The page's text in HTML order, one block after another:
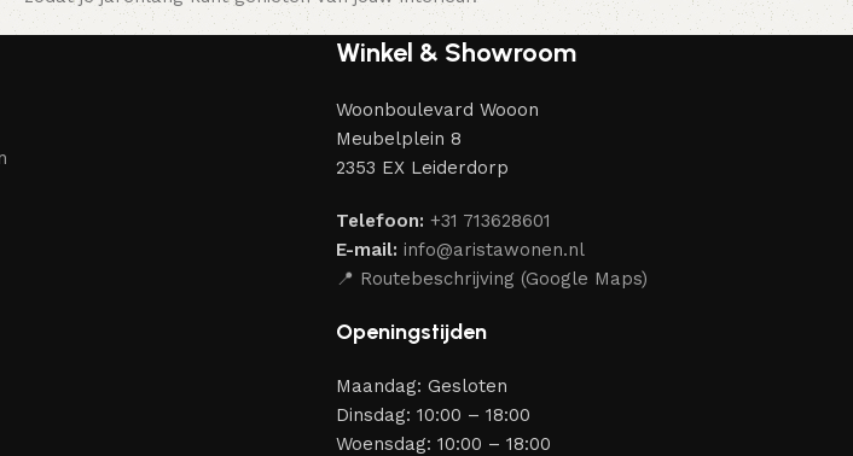
Winkel & Showroom
Woonboulevard Wooon
Meubelplein 8
2353 EX Leiderdorp
Telefoon: +31 713628601
E-mail: info@aristawonen.nl
📍 Routebeschrijving (Google Maps)
Openingstijden
Maandag: Gesloten
Dinsdag: 10:00 – 18:00
Woensdag: 10:00 – 18:00